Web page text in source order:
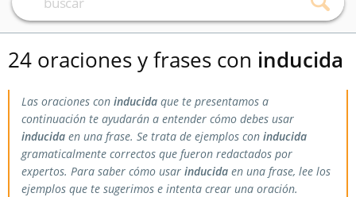
24 oraciones y frases con inducida
Las oraciones con inducida que te presentamos a
continuación te ayudarán a entender cómo debes usar
inducida en una frase. Se trata de ejemplos con inducida
gramaticalmente correctos que fueron redactados por
expertos. Para saber cómo usar inducida en una frase, lee los
ejemplos que te sugerimos e intenta crear una oración.